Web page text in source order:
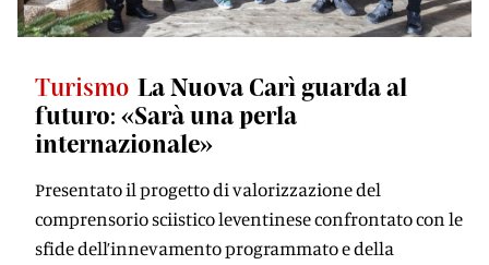
Turismo La Nuova Carì guarda al
futuro: «Sarà una perla
internazionale»
Presentato il progetto di valorizzazione del
comprensorio sciistico leventinese confrontato con le
sfide dell’innevamento programmato e della